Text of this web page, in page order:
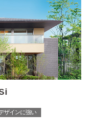
ザインに強い